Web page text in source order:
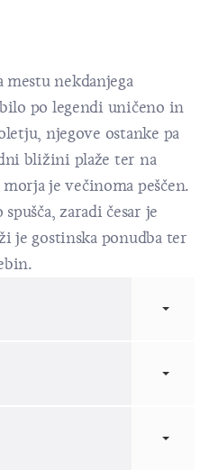
mestu nekdanjega
po legendi uničeno in
njegove ostanke pa
bližini plaže ter na
je večinoma peščen.
zaradi česar je
je gostinska ponudba ter